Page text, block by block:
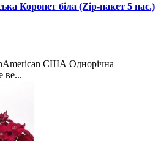
Коронет біла (Zip-пакет 5 нас.)
США Однорічна
ве...